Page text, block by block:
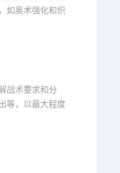
如奥术强化和炽
战术要求和分
等，以最大程度